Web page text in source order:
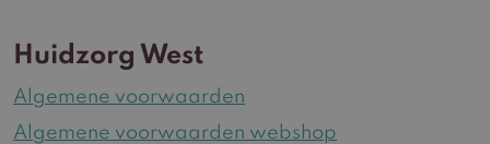
Huidzorg West
Algemene voorwaarden
Algemene voorwaarden webshop